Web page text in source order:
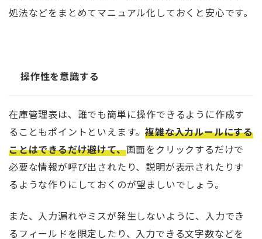
処法などをまとめてマニュアル化しておくと安心です。
操作性を意識する
在庫管理表は、誰でも簡単に操作できるように作成す
ることもポイントといえます。複雑な入力ルールにする
ことはできるだけ避けて、画面をクリックするだけで
必要な情報が呼び出されたり、説明が表示されたりす
るような作りにしておくのが望ましいでしょう。
また、入力漏れやミスが発生しないように、入力でき
るフィールドを限定したり、入力できる文字数などを